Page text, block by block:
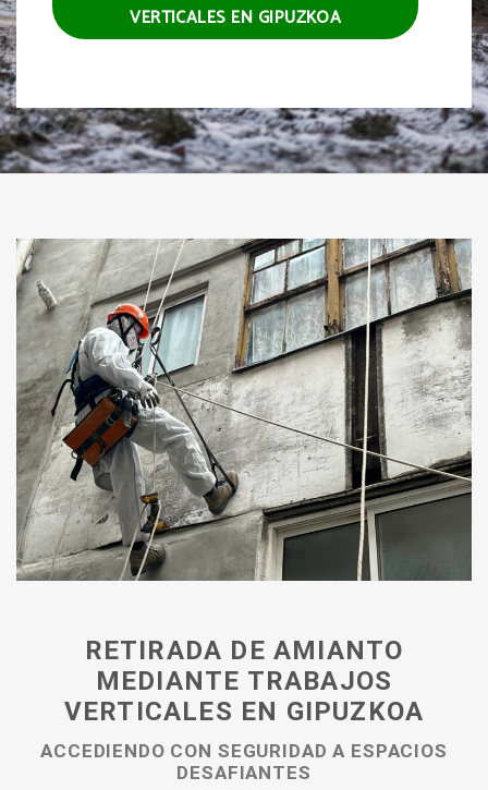
VERTICALES EN GIPUZKOA
RETIRADA DE AMIANTO
MEDIANTE TRABAJOS
VERTICALES EN GIPUZKOA
ACCEDIENDO CON SEGURIDAD A ESPACIOS
DESAFIANTES